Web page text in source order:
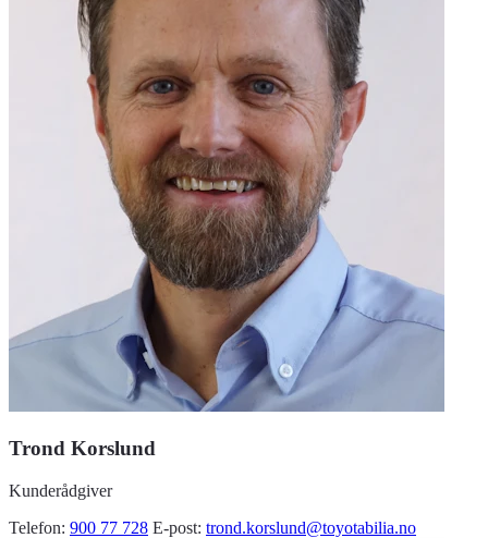
Trond Korslund
Kunderådgiver
Telefon: 900 77 728 E-post: trond.korslund@toyotabilia.no